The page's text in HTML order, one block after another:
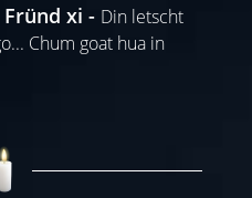
Fründ xi
Din letscht
Chum goat hua in